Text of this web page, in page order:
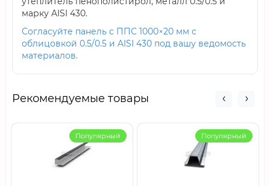
марку AISI 430.
Согласуйте панель с ППС 1000×20 мм с
облицовкой 0.5/0.5 и AISI 430 под вашу ведомость
материалов.
Рекомендуемые товары
Популярный Популярный